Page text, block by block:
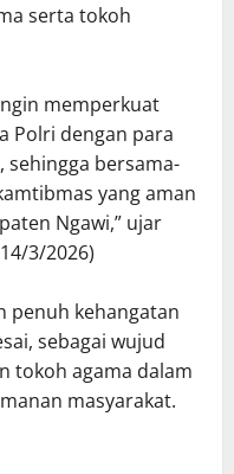
serta tokoh
memperkuat
Polri dengan para
sehingga bersama-
yang aman
Ngawi,” ujar
3/2026)
penuh kehangatan
sebagai wujud
tokoh agama dalam
masyarakat.